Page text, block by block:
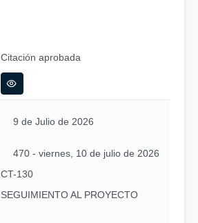
Citación aprobada
9 de Julio de 2026
470 - viernes, 10 de julio de 2026
CT-130
SEGUIMIENTO AL PROYECTO